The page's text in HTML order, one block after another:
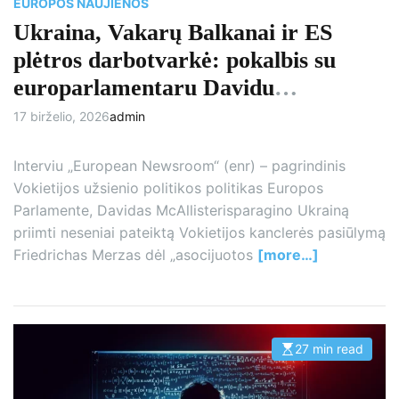
EUROPOS NAUJIENOS
Ukraina, Vakarų Balkanai ir ES
plėtros darbotvarkė: pokalbis su
europarlamentaru Davidu
McAllisteriu
17 birželio, 2026admin
Interviu „European Newsroom“ (enr) – pagrindinis
Vokietijos užsienio politikos politikas Europos
Parlamente, Davidas McAllisterisparagino Ukrainą
priimti neseniai pateiktą Vokietijos kanclerės pasiūlymą
Friedrichas Merzas dėl „asocijuotos [more…]
E
27 min read